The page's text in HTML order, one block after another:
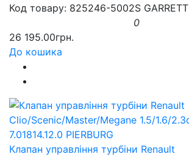
Код товару: 825246-5002S GARRETT
0
26 195.00грн.
До кошика
Клапан управління турбіни Renault